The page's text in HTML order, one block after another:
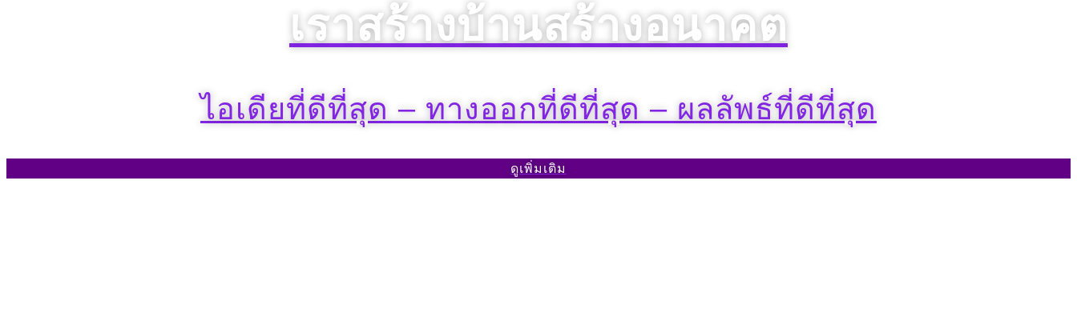
เราสร้างบ้านสร้างอนาคต​
ไอเดียที่ดีที่สุด – ทางออกที่ดีที่สุด – ผลลัพธ์ที่ดีที่สุด
ดูเพิ่มเติม